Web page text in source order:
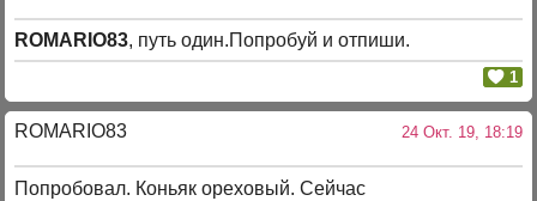
ROMARIO83, путь один.Попробуй и отпиши.
1
ROMARIO83 24 Окт. 19, 18:19
Попробовал. Коньяк ореховый. Сейчас